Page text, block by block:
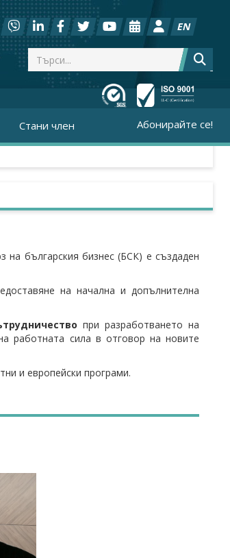
EN
Стани член Абонирайте се!
българския бизнес (БСК) е създаден
на начална и допълнителна
при разработването на
работната сила в отговор на новите
и европейски програми.